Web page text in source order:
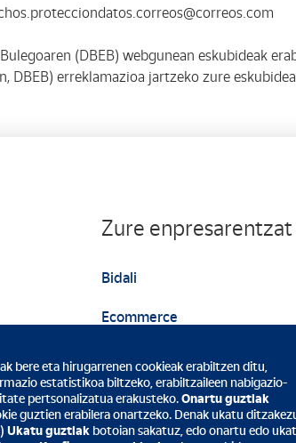
(DBEB) webgunean eskubideak
DBEB) erreklamazioa jartzeko zure
Zure enpresarentzat
Bidali
Ecommerce
bere eta hirugarrenen cookieak erabiltzen ditu,
estatistikoa biltzeko, erabiltzaileen nabigazio-
pertsonalizatua erakusteko.Onartu guztiak
guztien erabilera onartzeko. Denak ukatu
Ukatu guztiak botoian sakatuz, edo onartu edo